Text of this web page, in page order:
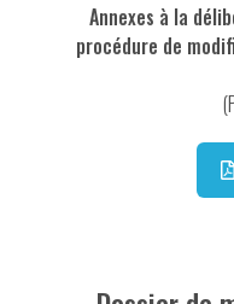
Annexes à la
procédure de